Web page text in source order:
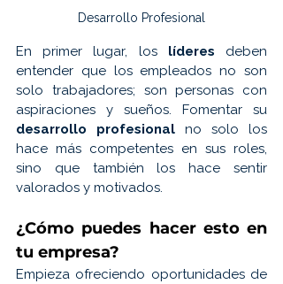
Desarrollo Profesional
En primer lugar, los líderes deben
entender que los empleados no son
solo trabajadores; son personas con
desarrollo profesional no solo los
hace más competentes en sus roles,
sino que también los hace sentir
valorados y motivados.
¿Cómo puedes hacer esto en
tu empresa?
Empieza ofreciendo oportunidades de